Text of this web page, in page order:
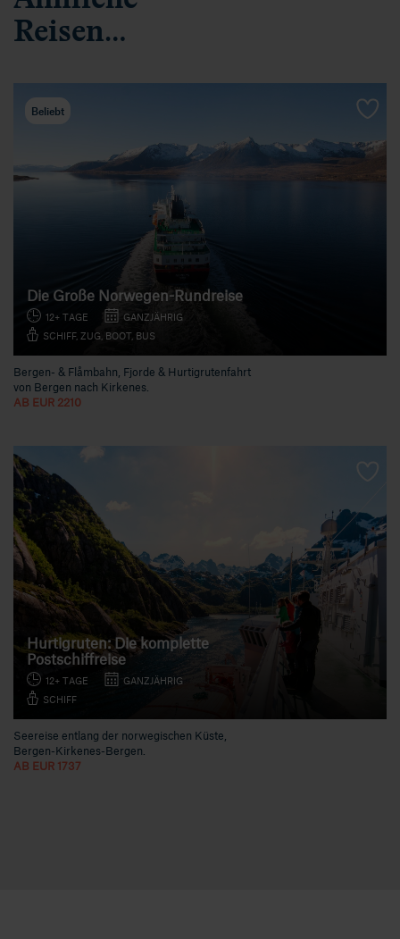
Reisen…
Beliebt
Die Große Norwegen-Rundreise
12+ TAGE
GANZJÄHRIG
SCHIFF, ZUG, BOOT, BUS
Bergen- & Flåmbahn, Fjorde & Hurtigrutenfahrt
von Bergen nach Kirkenes.
AB EUR 2210
Hurtigruten: Die komplette
Postschiffreise
12+ TAGE
GANZJÄHRIG
SCHIFF
Seereise entlang der norwegischen Küste,
Bergen-Kirkenes-Bergen.
AB EUR 1737